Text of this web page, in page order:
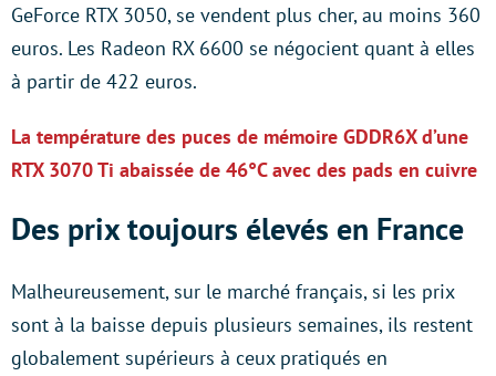
GeForce RTX 3050, se vendent plus cher, au moins 360
euros. Les Radeon RX 6600 se négocient quant à elles
à partir de 422 euros.
La température des puces de mémoire GDDR6X d’une
RTX 3070 Ti abaissée de 46°C avec des pads en cuivre
Des prix toujours élevés en France
Malheureusement, sur le marché français, si les prix
sont à la baisse depuis plusieurs semaines, ils restent
globalement supérieurs à ceux pratiqués en